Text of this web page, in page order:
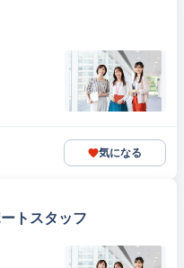
気になる
トスタッフ